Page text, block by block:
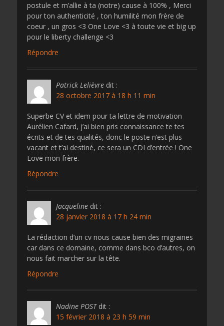
postule et m’allie à ta (notre) cause à 100% , Merci
pour ton authenticité , ton humilité mon frère de
coeur , un gros <3 One Love <3 à toute vie et big up
pour le liberty challenge <3
Répondre
Patrick Lelièvre dit :
28 octobre 2017 à 18 h 11 min
Superbe CV et idem pour ta lettre de motivation
Aurélien Cafard, j’ai bien pris connaissance te tes
écrits et de tes qualités, donc le poste n’est plus
vacant et t’ai destiné, ce sera un CDI d’entrée ! One
Love mon frère.
Répondre
Jacqueline dit :
28 janvier 2018 à 17 h 24 min
La rédaction d’un cv nous cause bien des migraines
car dans ce domaine, comme dans bco d’autres, on
nous fait marcher sur la tête.
Répondre
Nadine POST dit :
15 février 2018 à 23 h 59 min